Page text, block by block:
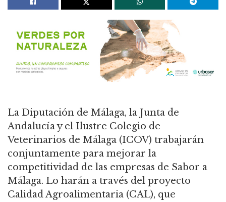
La Diputación de Málaga, la Junta de
Andalucía y el Ilustre Colegio de
Veterinarios de Málaga (ICOV) trabajarán
conjuntamente para mejorar la
competitividad de las empresas de Sabor a
Málaga. Lo harán a través del proyecto
Calidad Agroalimentaria (CAL), que